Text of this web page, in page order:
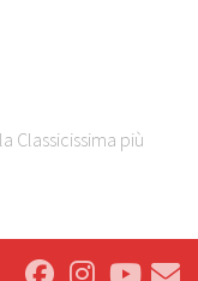
Classicissima più